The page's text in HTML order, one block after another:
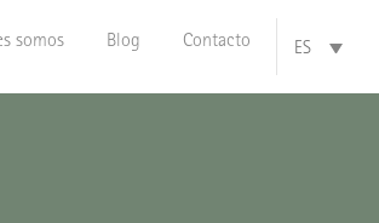
somos Blog Contacto ES